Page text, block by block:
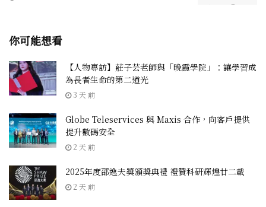
你可能想看
【人物專訪】莊子芸老師與「晚霞學院」：讓學習成
為長者生命的第二道光
3 天 前
Globe Teleservices 與 Maxis 合作，向客戶提供
提升數碼安全
2 天 前
2025年度邵逸夫獎頒獎典禮 禮贊科研輝煌廿二載
2 天 前